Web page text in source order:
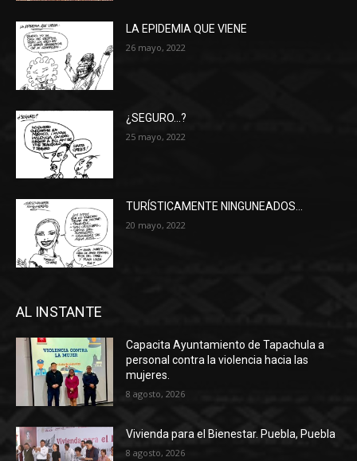
LA EPIDEMIA QUE VIENE
26 mayo, 2022
¿SEGURO…?
25 mayo, 2022
TURÍSTICAMENTE NINGUNEADOS…
20 mayo, 2022
AL INSTANTE
Capacita Ayuntamiento de Tapachula a
personal contra la violencia hacia las
mujeres.
8 agosto, 2026
Vivienda para el Bienestar. Puebla, Puebla
8 agosto, 2026